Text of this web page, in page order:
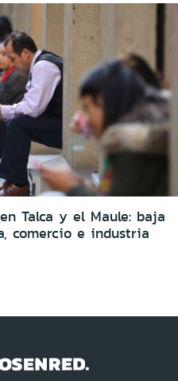
Talca y el Maule: baja
comercio e industria